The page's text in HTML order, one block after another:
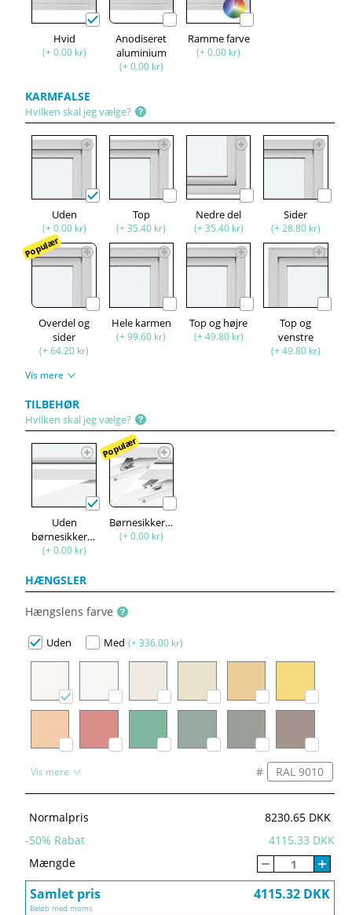
Hvid
(+ 0.00 kr)
Anodiseret
aluminium
(+ 0.00 kr)
Ramme farve
(+ 0.00 kr)
KARMFALSE
Hvilken skal jeg vælge?
Uden
(+ 0.00 kr)
Top
(+ 35.40 kr)
Nedre del
(+ 35.40 kr)
Sider
(+ 28.80 kr)
Populær
Overdel og
sider
(+ 64.20 kr)
Hele karmen
(+ 99.60 kr)
Top og højre
(+ 49.80 kr)
Top og
venstre
(+ 49.80 kr)
Vis mere
TILBEHØR
Hvilken skal jeg vælge?
Uden
børnesikkerhed
(+ 0.00 kr)
Populær
Børnesikkerhed
(+ 0.00 kr)
HÆNGSLER
Hængslens farve
Uden Med (+ 336.00 kr)
Vis mere #
Normalpris
8230.65 DKK
-50% Rabat
4115.33 DKK
Mængde
Samlet pris 4115.32 DKK
Beløb med moms